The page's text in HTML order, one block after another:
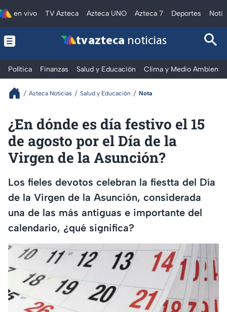
en vivo TV Azteca Azteca UNO Azteca 7 Deportes
tv azteca noticias
Política Finanzas Salud y Educación Clima y Medio Ambiente
Azteca Noticias Salud y Educación Nota
¿En dónde es día festivo el 15
de agosto por el Día de la
Virgen de la Asunción?
Los fieles devotos celebran la fiestta del Día
de la Virgen de la Asunción, considerada
una de las más antiguas e importante del
calendario, ¿qué significa?